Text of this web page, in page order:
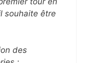
souhaite être
des